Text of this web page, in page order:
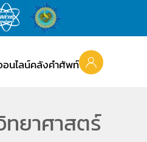
นไลน์คลังคำศัพท์
ยาศาสตร์